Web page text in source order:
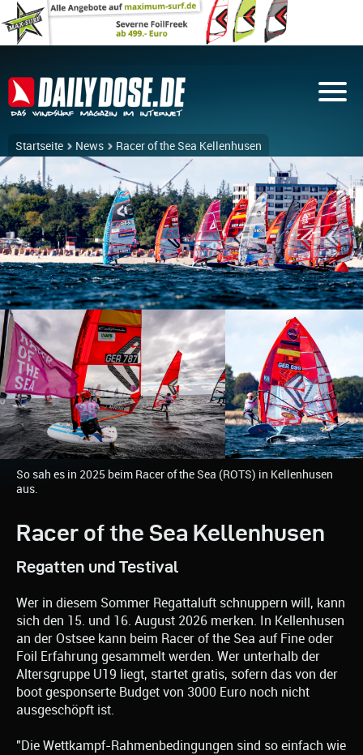
Startseite News Racer of the Sea Kellenhusen
So sah es in 2025 beim Racer of the Sea (ROTS) in Kellenhusen
aus.
Racer of the Sea Kellenhusen
Regatten und Testival
Wer in diesem Sommer Regattaluft schnuppern will, kann
sich den 15. und 16. August 2026 merken. In Kellenhusen
an der Ostsee kann beim Racer of the Sea auf Fine oder
Foil Erfahrung gesammelt werden. Wer unterhalb der
Altersgruppe U19 liegt, startet gratis, sofern das von der
boot gesponserte Budget von 3000 Euro noch nicht
ausgeschöpft ist.
"Die Wettkampf-Rahmenbedingungen sind so einfach wie